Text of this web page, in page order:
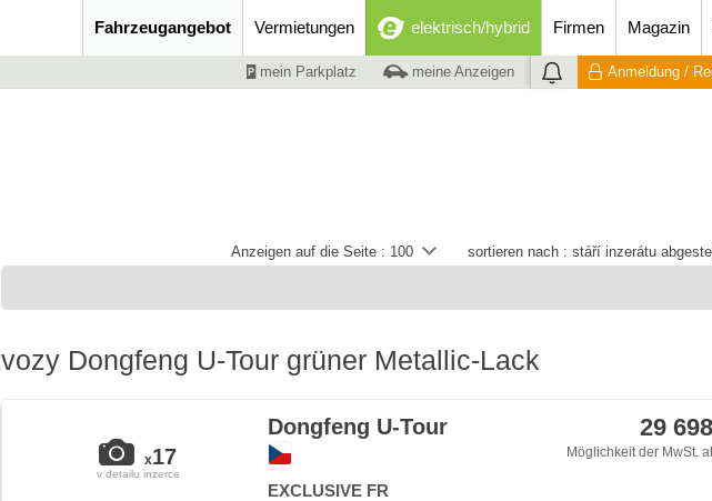
Fahrzeugangebot Vermietungen elektrisch/hybrid Firmen Magazin
mein Parkplatz meine Anzeigen Anmeldung /
sortieren nach : stáří inzerátu
Anzeigen auf die Seite : 100
vozy Dongfeng U-Tour grüner Metallic-Lack
x17
v detailu inzerce
Dongfeng U-Tour 29
Möglichkeit der MwSt.
EXCLUSIVE FR